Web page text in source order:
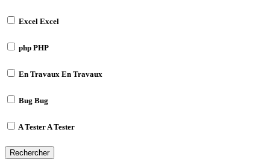
Excel Excel
php PHP
En Travaux En Travaux
Bug Bug
A TesterA Tester
Rechercher